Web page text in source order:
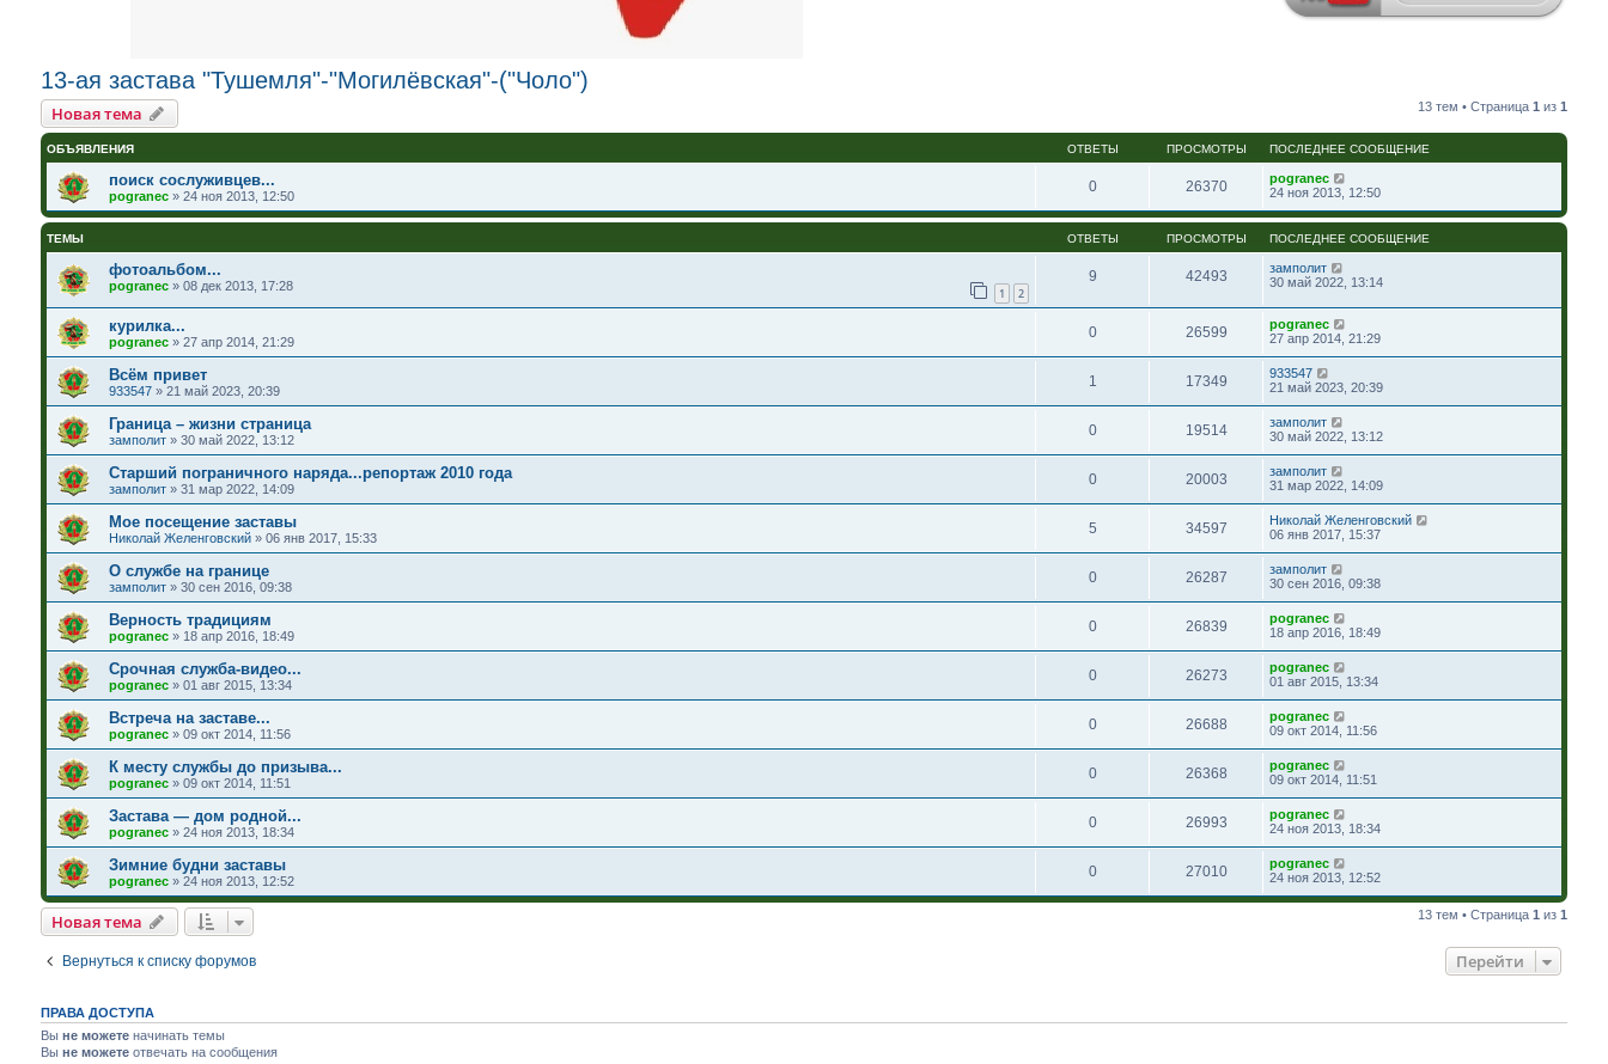
13-ая застава "Тушемля"-"Могилёвская"-("Чоло")
Новая тема 13 тем • Страница1 из1
ОБЪЯВЛЕНИЯ ОТВЕТЫ ПРОСМОТРЫ ПОСЛЕДНЕЕ СООБЩЕНИЕ
поиск сослуживцев...
pogranec» 24 ноя 2013, 12:50
0 26370
pogranec
24 ноя 2013, 12:50
ТЕМЫ ОТВЕТЫ ПРОСМОТРЫ ПОСЛЕДНЕЕ СООБЩЕНИЕ
фотоальбом...
pogranec» 08 дек 2013, 17:28 1 2
9 42493
замполит
30 май 2022, 13:14
курилка...
pogranec» 27 апр 2014, 21:29
0 26599
pogranec
27 апр 2014, 21:29
Всём привет
933547» 21 май 2023, 20:39
1 17349
933547
21 май 2023, 20:39
Граница – жизни страница
замполит» 30 май 2022, 13:12
0 19514
замполит
30 май 2022, 13:12
Старший пограничного наряда...репортаж 2010 года
замполит» 31 мар 2022, 14:09
0 20003
замполит
31 мар 2022, 14:09
Мое посещение заставы
Николай Желенговский» 06 янв 2017, 15:33
5 34597
Николай Желенговский
06 янв 2017, 15:37
О службе на границе
замполит» 30 сен 2016, 09:38
0 26287
замполит
30 сен 2016, 09:38
Верность традициям
pogranec» 18 апр 2016, 18:49
0 26839
pogranec
18 апр 2016, 18:49
Срочная служба-видео...
pogranec» 01 авг 2015, 13:34
0 26273
pogranec
01 авг 2015, 13:34
Встреча на заставе...
pogranec» 09 окт 2014, 11:56
0 26688
pogranec
09 окт 2014, 11:56
К месту службы до призыва...
pogranec» 09 окт 2014, 11:51
0 26368
pogranec
09 окт 2014, 11:51
Застава — дом родной...
pogranec» 24 ноя 2013, 18:34
0 26993
pogranec
24 ноя 2013, 18:34
Зимние будни заставы
pogranec» 24 ноя 2013, 12:52
0 27010
pogranec
24 ноя 2013, 12:52
Новая тема 13 тем • Страница1 из1
Вернуться к списку форумов Перейти
ПРАВА ДОСТУПА
Вы не можетеначинать темы
Вы не можетеотвечать на сообщения